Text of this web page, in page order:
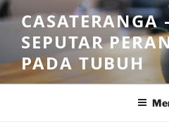
Skip
to
contentSEPUTAR
PADA TUBUH